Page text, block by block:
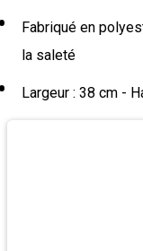
Fabriqué en
la saleté
Largeur : 38 cm -